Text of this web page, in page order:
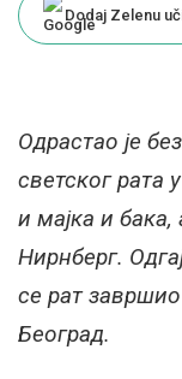
Dodaj Zelenu
Одрастао је
светског рата
и мајка и
Нирнберг.
се рат
Београд.